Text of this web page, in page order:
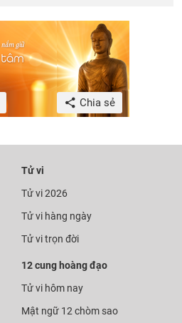
Chia sẻ
Tử vi
Tử vi 2026
Tử vi hàng ngày
Tử vi trọn đời
12 cung hoàng đạo
Tử vi hôm nay
Mật ngữ 12 chòm sao